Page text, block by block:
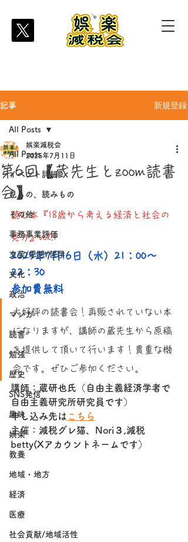
記事 新規登録
All Posts
イベント詳細
見もの、読みもの
その他
事務事業評価
文芸/思想/哲学
文化
政治
マンガ
読書
勉強
歴史
SNS発信
趣味
娯楽
教養
地域・地方
経済
医療
社会貢献/地域活性
All Posts
第6回【蔵先生とzoom読書
会】
娯楽減税会
2025年7月11日
読む本『18歳から考える経済と社会の
見方』vol.1
2025年7月16日（水）21：00～
22：30
参加費無料
大好評の読書会！再販されていない本
になりますが、講師の蔵先生から原稿
を提供して頂いて行います！貴重な機
会です。ぜひご参加ください。
講師：蔵研也氏（自由主義経済学者で
自由主義研究所研究員です）
申し込み先は こちら
主催：減税グレ猫、Nori３,減税
betty(Xアカウントネームです）